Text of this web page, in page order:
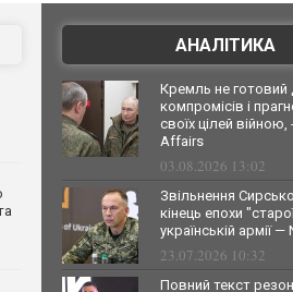
АНАЛІТИКА
Кремль не готовий
компромісів і
своїх цілей війною,
Affairs
03.08.2026 13:02
Звільнення
кінець епохи
українській армії —
23.07.2026 10:32
Повний текст